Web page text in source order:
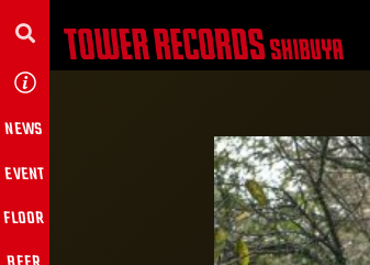
NEWS
EVENT
FLOOR